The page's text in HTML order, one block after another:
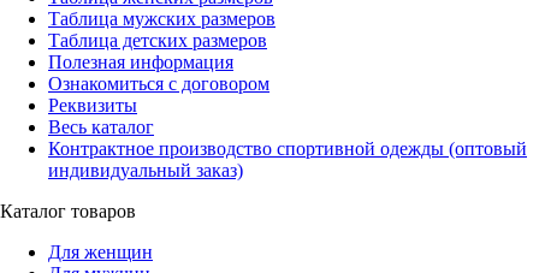
Таблица мужских размеров
Таблица детских размеров
Полезная информация
Ознакомиться с договором
Реквизиты
Весь каталог
Контрактное производство спортивной одежды (оптовый
индивидуальный заказ)
Каталог товаров
Для женщин